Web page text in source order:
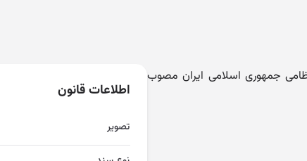
ماده (۴) قانون نیروی انتظامی جمهوری اسلامی ایران مصوب
اطلاعات قانون
تصویر